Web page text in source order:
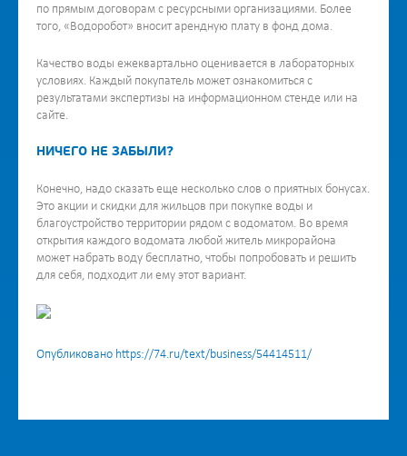
по прямым договорам с ресурсными организациями. Более
того, «Водоробот» вносит арендную плату в фонд дома.
Качество воды ежеквартально оценивается в лабораторных
условиях. Каждый покупатель может ознакомиться с
результатами экспертизы на информационном стенде или на
сайте.
НИЧЕГО НЕ ЗАБЫЛИ?
Конечно, надо сказать еще несколько слов о приятных бонусах.
Это акции и скидки для жильцов при покупке воды и
благоустройство территории рядом с водоматом. Во время
открытия каждого водомата любой житель микрорайона
может набрать воду бесплатно, чтобы попробовать и решить
для себя, подходит ли ему этот вариант.
Опубликовано https://74.ru/text/business/54414511/